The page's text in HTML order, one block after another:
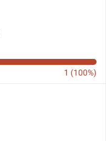
1 (100%)